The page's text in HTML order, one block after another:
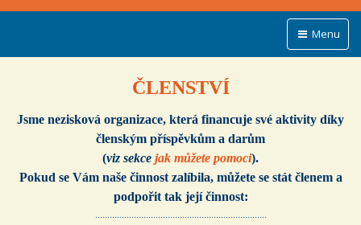
Menu
ČLENSTVÍ
Jsme nezisková organizace, která financuje své aktivity díky
členským příspěvkům a darům
(viz sekce jak můžete pomoci).
Pokud se Vám naše činnost zalíbila, můžete se stát členem a
podpořit tak její činnost:
.......................................................................